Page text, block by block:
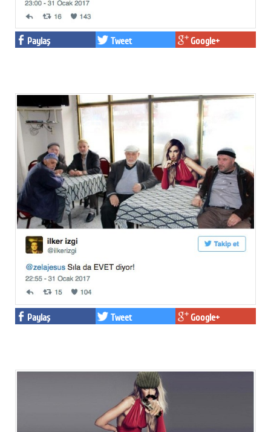
Paylaş Tweet Google+
Paylaş Tweet Google+